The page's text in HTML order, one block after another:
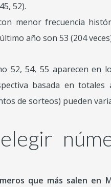
52).
menor frecuencia
año son 53 (204
52, 54, 55 aparecen
basada en
de sorteos) pueden
que más salen en